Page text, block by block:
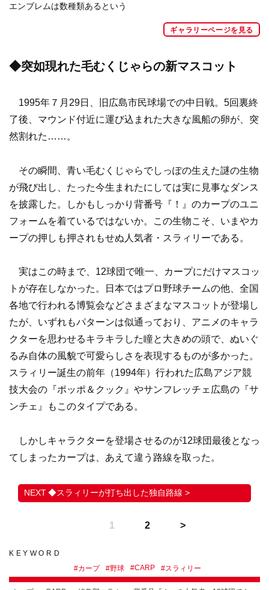
エンブレムは数種類あるという
ギャラリーページを見る
◆突如現れた毛むくじゃらの新マスコット
1995年７月29日、旧広島市民球場での中日戦。5回裏終
了後、マウンド付近に運び込まれた大きな風船の卵が、突
然割れた……。
その瞬間、青い毛むくじゃらでしっぽの生えた謎の生物
が飛び出し、たった今生まれたにしては実に見事なダンス
を披露した。しかもしっかり背番号『！』のカープのユニ
フォームを着ているではないか。この生物こそ、いまやカ
ープの押しも押されもせぬ人気者・スラィリーである。
実はこの時まで、12球団で唯一、カープにだけマスコッ
トが存在しなかった。日本ではプロ野球チームの他、全国
各地で行われる博覧会などさまざまなマスコットが登場し
たが、いずれもパターンは似通っており、アニメのキャラ
クターを思わせるキラキラした瞳と大きめの頭で、ぬいぐ
るみ自体の風貌で可愛らしさを表現するものが多かった。
スラィリー誕生の前年（1994年）行われた広島アジア競
技大会の『ポッポ＆クック』やサンフレッチェ広島の『サ
ンチェ』もこのタイプである。
しかしキャラクターを登場させるのが12球団最後となっ
てしまったカープは、あえて違う路線を取った。
◆スラィリーが打ち出した独自路線 >
1 2
KEYWORD
#カープ #野球 #CARP #スラィリー